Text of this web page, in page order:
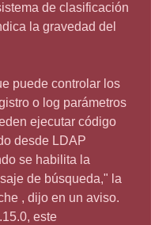
de clasificación
la gravedad del
puede controlar los
o log parámetros
ejecutar código
desde LDAP
se habilita la
de búsqueda," la
, dijo en un aviso.
este